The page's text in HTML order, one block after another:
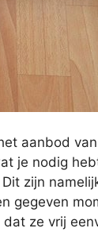
aanbod
je nodig
zijn
gegeven
ze vrij